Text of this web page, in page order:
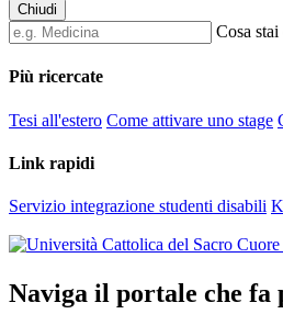
Chiudi
Cosa
Più ricercate
Tesi all'estero Come attivare uno stage
Link rapidi
Servizio integrazione studenti disabili
Naviga il portale che fa